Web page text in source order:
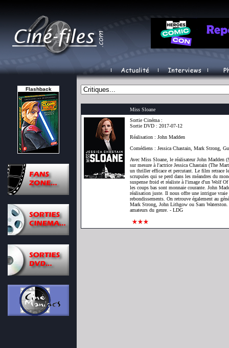
Flashback
Miss Sloane
Sortie Cinéma :
Sortie DVD : 2017-07-12
Réalisation : John Madden
Comédiens : Jessica Chastain, Mark Strong,
Avec Miss Sloane, le réalisateur John Madden
sur mesure à l'actrice Jessica Chastain (The
un thriller efficace et percutant. Le film retrace
scrupules qui se perd dans les méandres du
suspense froid et réaliste à l'image d'un Wolf
les coups bas sont monnaie courante. John
réalisation juste. Il nous offre une intrigue vraie
rebondissements. On retrouve également au
Mark Strong, John Lithgow ou Sam Waterston.
amateurs du genre. - LDG